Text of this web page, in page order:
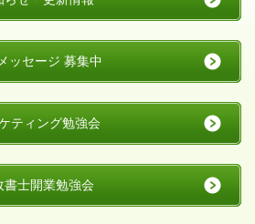
ッセージ 募集中
ティング勉強会
書士開業勉強会